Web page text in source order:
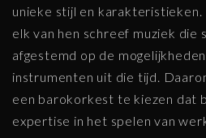
unieke stijl en karakteristieken.
elk van hen schreef muziek die
afgestemd op de
instrumenten uit die tijd.
een barokorkest te kiezen dat
expertise in het spelen van